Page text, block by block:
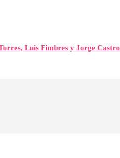
Luis Fimbres y Jorge Castro